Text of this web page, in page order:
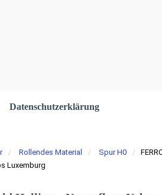
Datenschutzerklärung
Rollendes Material Spur H0
Luxemburg